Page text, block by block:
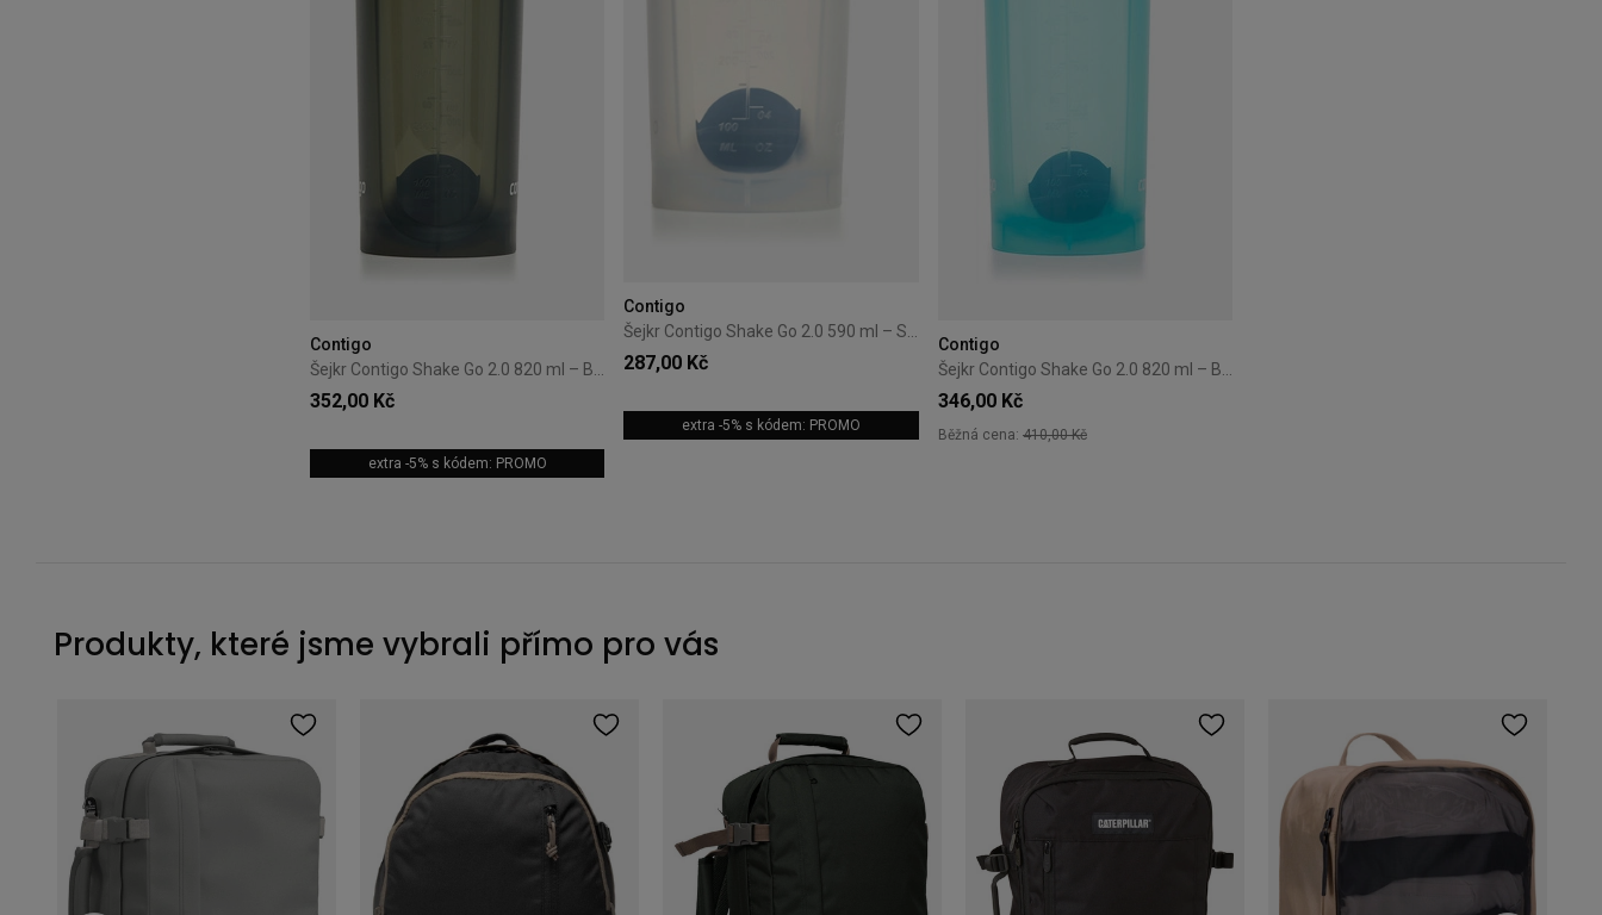
Contigo
Šejkr Contigo Shake Go 2.0 820 ml – Black
352,00 Kč
extra -5% s kódem: PROMO
Contigo
Šejkr Contigo Shake Go 2.0 590 ml – Salt
287,00 Kč
extra -5% s kódem: PROMO
Contigo
Šejkr Contigo Shake Go 2.0 820 ml – Bubble Tea
346,00 Kč
Běžná cena: 410,00 Kč
Produkty, které jsme vybrali přímo pro vás